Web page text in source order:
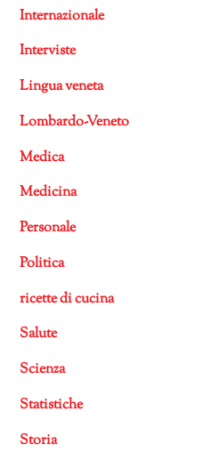
Internazionale
Interviste
Lingua veneta
Lombardo-Veneto
Medica
Medicina
Personale
Politica
ricette di cucina
Salute
Scienza
Statistiche
Storia